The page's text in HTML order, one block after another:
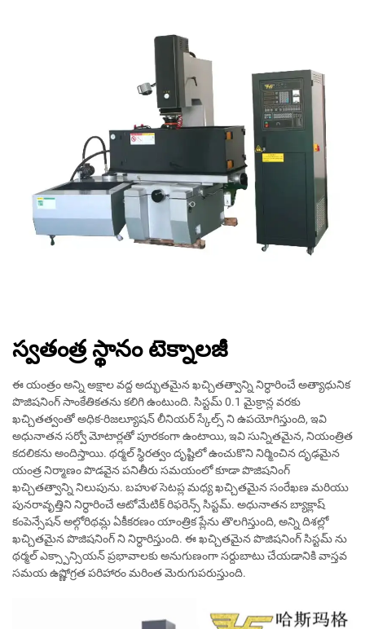
స్వతంత్ర స్థానం టెక్నాలజీ
ఈ యంత్రం అన్ని అక్షాల వద్ద అద్భుతమైన ఖచ్చితత్వాన్ని నిర్ధారించే అత్యాధునిక
పొజిషనింగ్ సాంకేతికతను కలిగి ఉంటుంది. సిస్టమ్ 0.1 మైక్రాన్ల వరకు
ఖచ్చితత్వంతో అధిక-రిజల్యూషన్ లీనియర్ స్కేల్స్ ని ఉపయోగిస్తుంది, ఇవి
అధునాతన సర్వో మోటార్లతో పూరకంగా ఉంటాయి, ఇవి సున్నితమైన, నియంత్రిత
కదలికను అందిస్తాయి. థర్మల్ స్థిరత్వం దృష్టిలో ఉంచుకొని నిర్మించిన దృఢమైన
యంత్ర నిర్మాణం పొడవైన పనితీరు సమయంలో కూడా పొజిషనింగ్
ఖచ్చితత్వాన్ని నిలుపును. బహుళ సెటప్ల మధ్య ఖచ్చితమైన సంరేఖణ మరియు
పునరావృత్తిని నిర్ధారించే ఆటోమేటిక్ రిఫరెన్స్ సిస్టమ్. అధునాతన బ్యాక్లాష్
కంపెన్సేషన్ అల్గోరిథమ్ల ఏకీకరణం యాంత్రిక ప్లేను తొలగిస్తుంది, అన్ని దిశల్లో
ఖచ్చితమైన పొజిషనింగ్ ని నిర్ధారిస్తుంది. ఈ ఖచ్చితమైన పొజిషనింగ్ సిస్టమ్ ను
థర్మల్ ఎక్స్పాన్సియన్ ప్రభావాలకు అనుగుణంగా సర్దుబాటు చేయడానికి వాస్తవ
సమయ ఉష్ణోగ్రత పరిహారం మరింత మెరుగుపరుస్తుంది.